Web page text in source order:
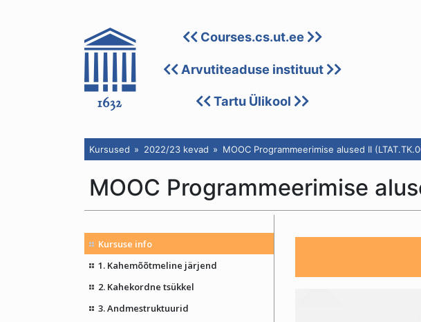
Courses.cs.ut.ee
Arvutiteaduse instituut
Tartu Ülikool
Kursused 2022/23 kevad MOOC Programmeerimise alused II
MOOC Programmeerimise
Kursuse info
1. Kahemõõtmeline järjend
2. Kahekordne tsükkel
3. Andmestruktuurid